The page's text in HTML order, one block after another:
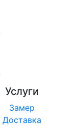
Услуги
Замер
Доставка